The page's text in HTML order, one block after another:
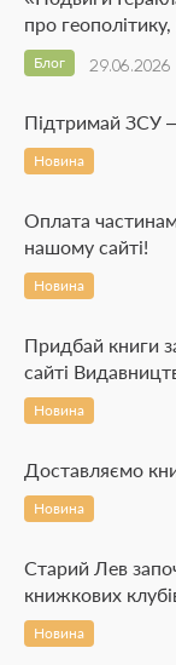
про
29.06.2026
Блог
Підтримай ЗСУ
Новина
Оплата
нашому сайті!
Новина
Придбай книги
сайті
Новина
Доставляємо
Новина
Старий Лев
книжкових
Новина